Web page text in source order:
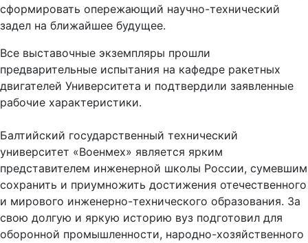
сформировать опережающий научно-технический
задел на ближайшее будущее.
Все выставочные экземпляры прошли
предварительные испытания на кафедре ракетных
двигателей Университета и подтвердили заявленные
рабочие характеристики.
Балтийский государственный технический
университет «Военмех» является ярким
представителем инженерной школы России, сумевшим
сохранить и приумножить достижения отечественного
и мирового инженерно-технического образования. За
свою долгую и яркую историю вуз подготовил для
оборонной промышленности, народно-хозяйственного